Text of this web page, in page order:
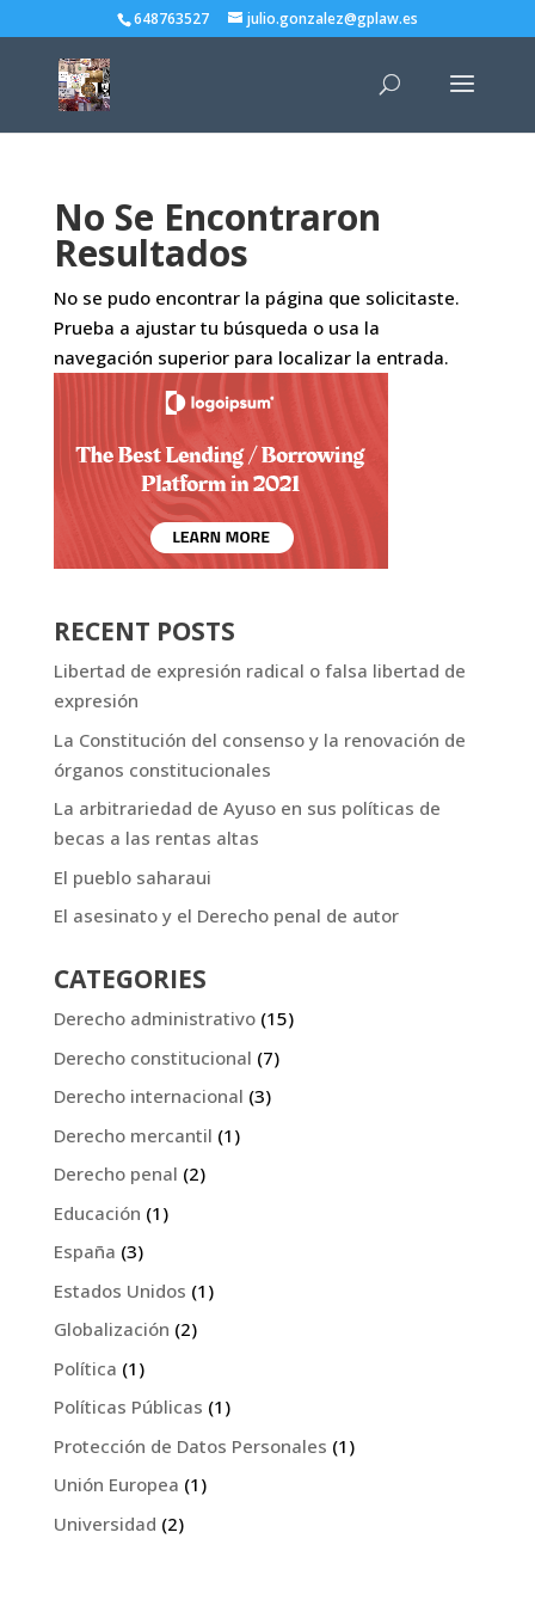
648763527 julio.gonzalez@gplaw.es
No Se Encontraron
Resultados
No se pudo encontrar la página que solicitaste.
Prueba a ajustar tu búsqueda o usa la
navegación superior para localizar la entrada.
RECENT POSTS
Libertad de expresión radical o falsa libertad de
expresión
La Constitución del consenso y la renovación de
órganos constitucionales
La arbitrariedad de Ayuso en sus políticas de
becas a las rentas altas
El pueblo saharaui
El asesinato y el Derecho penal de autor
CATEGORIES
Derecho administrativo(15)
Derecho constitucional (7)
Derecho internacional (3)
Derecho mercantil (1)
Derecho penal (2)
Educación (1)
España (3)
Estados Unidos (1)
Globalización (2)
Política (1)
Políticas Públicas (1)
Protección de Datos Personales (1)
Unión Europea (1)
Universidad (2)